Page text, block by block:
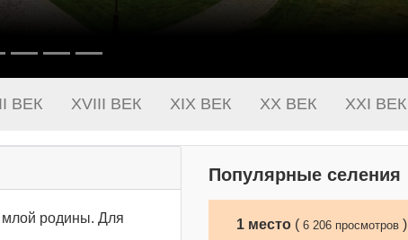
ВЕК XVIII ВЕК XIX ВЕК XX ВЕК XXI ВЕК
млой родины. Для
Популярные селения
1 место ( 6 206 просмотров )